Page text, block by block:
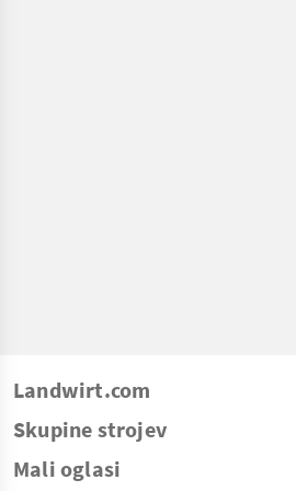
Landwirt.com
Skupine strojev
Mali oglasi